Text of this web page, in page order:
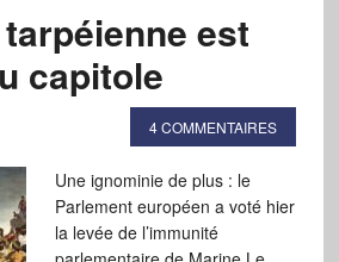
est
capitole
4 COMMENTAIRES
Une ignominie de plus : le
Parlement européen a voté hier
la levée de l’immunité